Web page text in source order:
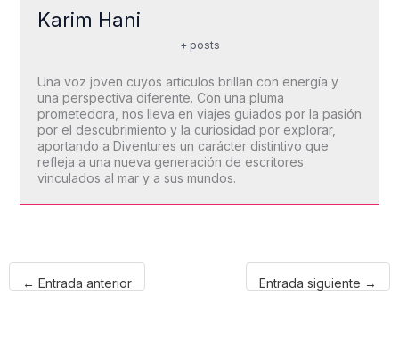
Karim Hani
+ posts
Una voz joven cuyos artículos brillan con energía y
una perspectiva diferente. Con una pluma
prometedora, nos lleva en viajes guiados por la pasión
por el descubrimiento y la curiosidad por explorar,
aportando a Diventures un carácter distintivo que
refleja a una nueva generación de escritores
vinculados al mar y a sus mundos.
← Entrada anterior Entrada siguiente →